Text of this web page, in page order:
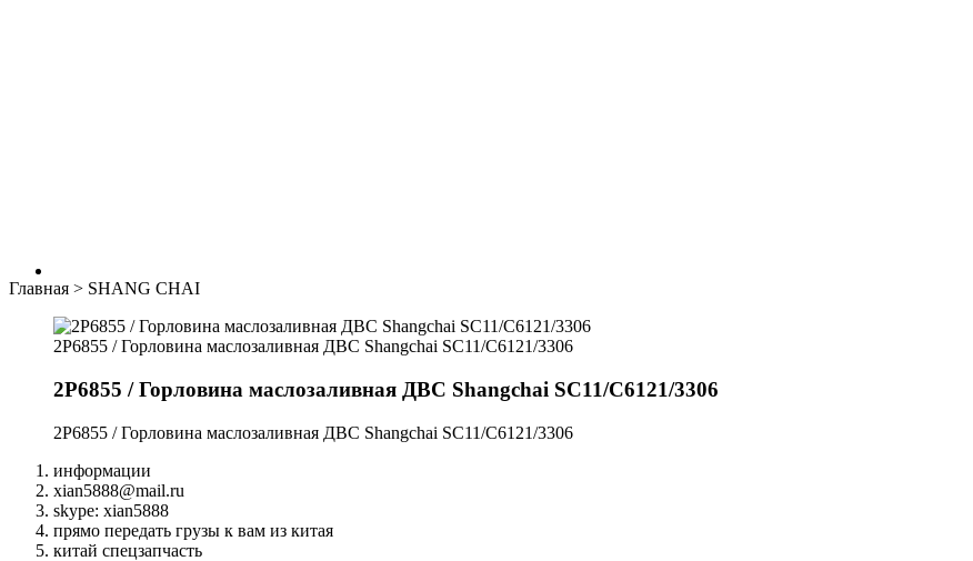
Главная > SHANG CHAI
2P6855 / Горловина маслозаливная ДВС Shangchai SC11/C6121/3306
2P6855 / Горловина маслозаливная ДВС Shangchai SC11/C6121/3306
2P6855 / Горловина маслозаливная ДВС Shangchai SC11/C6121/3306
информации
xian5888@mail.ru
skype: xian5888
прямо передать грузы к вам из китая
китай спецзапчасть